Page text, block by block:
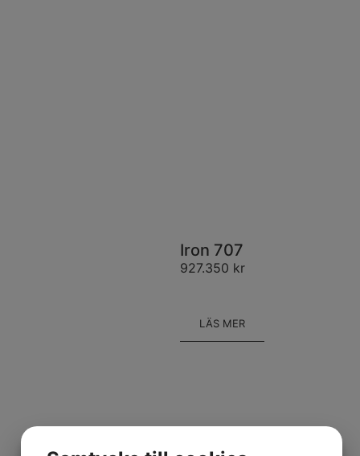
Iron 707
927.350 kr
LÄS MER